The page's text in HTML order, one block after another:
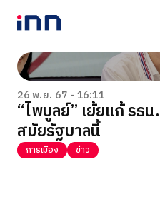
NEWS
ENTERTAINMENT
LIFESTYLE
HOROSCOPE
LOTTERY
VIDEO
26 พ.ย. 67 - 16:11
“ไพบูลย์” เย้ยแก้ รธ
สมัยรัฐบาลนี้
การเมือง ข่าว